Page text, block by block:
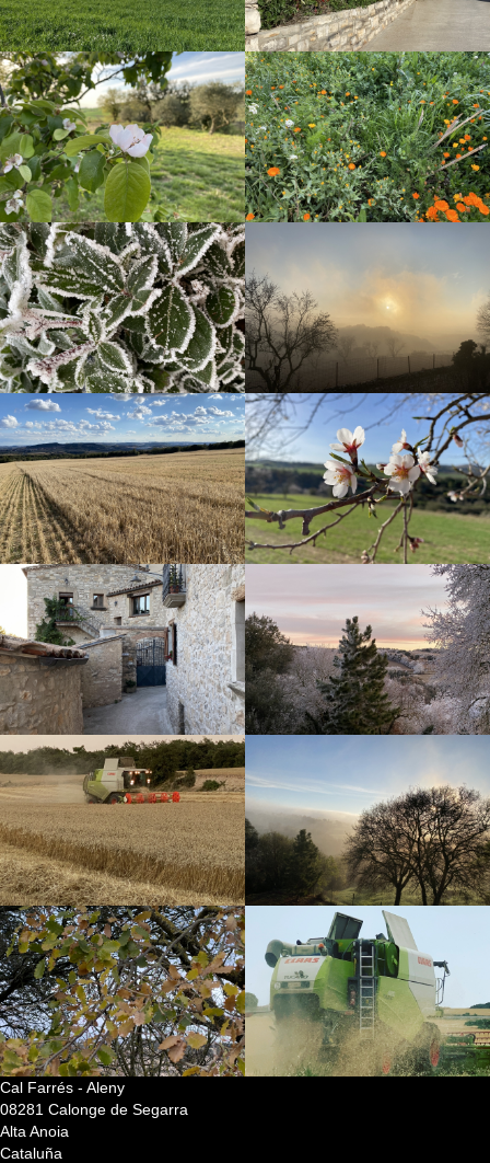
Cal Farrés - Aleny
08281 Calonge de Segarra
Alta Anoia
Cataluña